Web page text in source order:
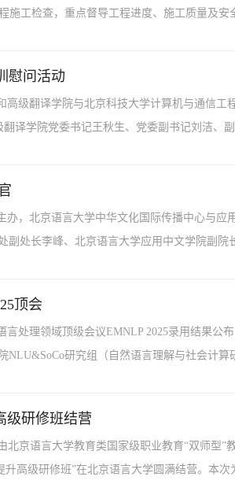
施工检查，重点督导工程进度、施工质量及
慰问活动
高级翻译学院与北京科技大学计算机与通信
译学院党委书记王秋生、党委副书记刘洁、
，北京语言大学中华文化国际传播中心与应
副处长李峰、北京语言大学应用中文学院副院
顶会
处理领域顶级会议EMNLP 2025录用结果公
NLU&SoCo研究组（自然语言理解与社会计
级研修班结营
京语言大学教育类国家级职业教育“双师型”
升高级研修班”在北京语言大学圆满结营。本